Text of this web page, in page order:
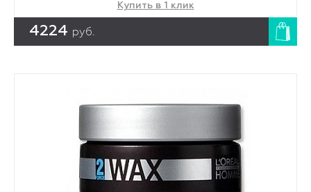
Купить в 1 клик
4224 руб.